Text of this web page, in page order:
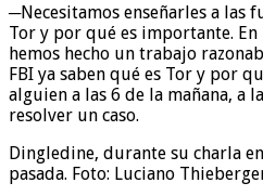
─Necesitamos enseñarles a las
Tor y por qué es importante.
hemos hecho un trabajo
FBI ya saben qué es Tor y por
alguien a las 6 de la mañana, a
resolver un caso.
Dingledine, durante su charla
pasada. Foto: Luciano